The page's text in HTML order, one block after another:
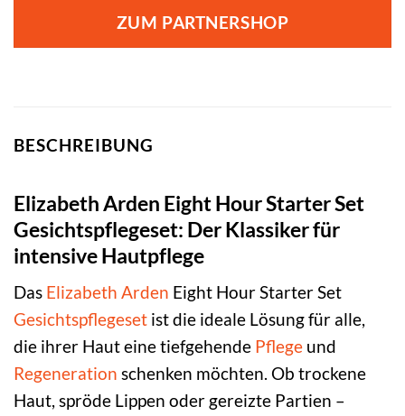
ZUM PARTNERSHOP
BESCHREIBUNG
Elizabeth Arden Eight Hour Starter Set
Gesichtspflegeset: Der Klassiker für
intensive Hautpflege
Das Elizabeth Arden Eight Hour Starter Set
Gesichtspflegeset ist die ideale Lösung für alle,
die ihrer Haut eine tiefgehende Pflege und
Regeneration schenken möchten. Ob trockene
Haut, spröde Lippen oder gereizte Partien –